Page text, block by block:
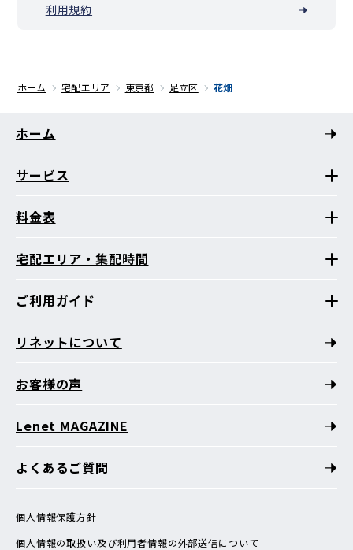
利用規約
ホーム 宅配エリア 東京都 足立区 花畑
ホーム
サービス
料金表
宅配エリア・集配時間
ご利用ガイド
リネットについて
お客様の声
Lenet MAGAZINE
よくあるご質問
個人情報保護方針
個人情報の取扱い及び利用者情報の外部送信について